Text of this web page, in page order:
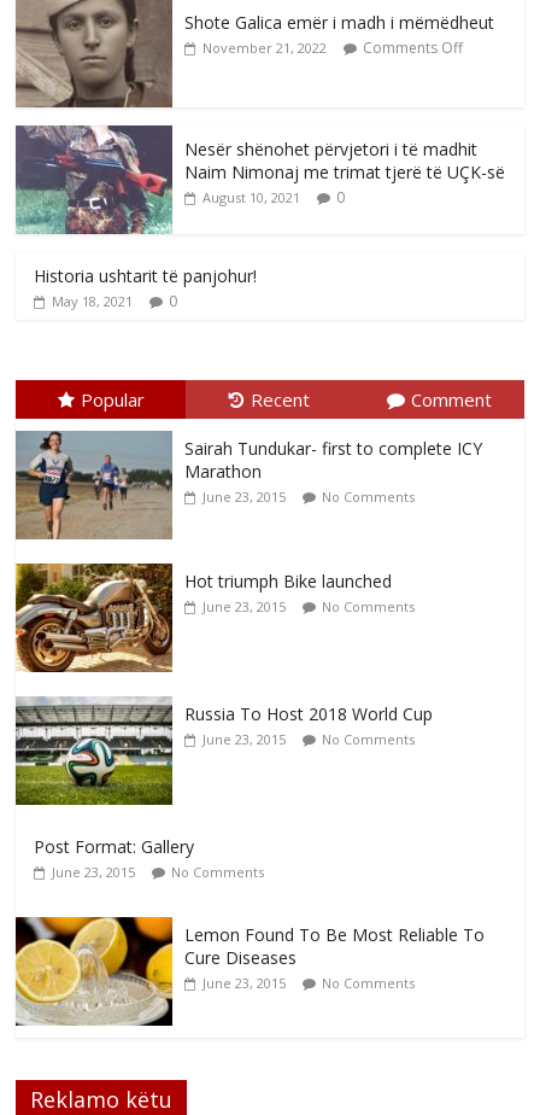
Shote Galica emër i madh i mëmëdheut
November 21, 2022 Comments Off
Nesër shënohet përvjetori i të madhit
Naim Nimonaj me trimat tjerë të UÇK-së
August 10, 2021 0
Historia ushtarit të panjohur!
May 18, 2021 0
Popular Recent Comment
Sairah Tundukar- first to complete ICY
Marathon
June 23, 2015 No Comments
Hot triumph Bike launched
June 23, 2015 No Comments
Russia To Host 2018 World Cup
June 23, 2015 No Comments
Post Format: Gallery
June 23, 2015 No Comments
Lemon Found To Be Most Reliable To
Cure Diseases
June 23, 2015 No Comments
Reklamo këtu